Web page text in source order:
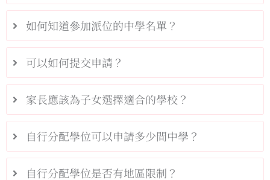
如何知道參加派位的中學名單？
可以如何提交申請？
家長應該為子女選擇適合的學校？
自行分配學位可以申請多少間中學？
自行分配學位是否有地區限制？